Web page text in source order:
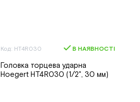
Код: HT4R030 В НАЯВНОСТІ
Головка торцева ударна
Hoegert HT4R030 (1/2", 30 мм)